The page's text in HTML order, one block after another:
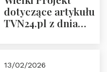
dotyczące artykułu
TVN24.pl z dnia
13/02/2026